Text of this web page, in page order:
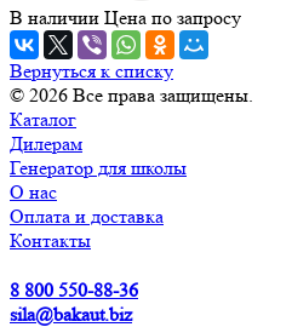
В наличии Цена по запросу
Вернуться к списку
© 2026 Все права защищены.
Каталог
Дилерам
Генератор для школы
О нас
Оплата и доставка
Контакты
8 800 550-88-36
sila@bakaut.biz